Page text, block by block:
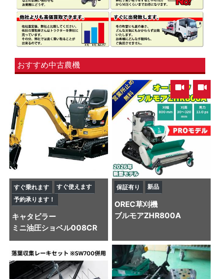
おすすめ中古農機
すぐ乗れます
すぐ使えます
予約承ります！
キャタビラー
ミニ油圧ショベル008CR
,
保証有り 新品
OREC草刈機
ブルモアZHR800A